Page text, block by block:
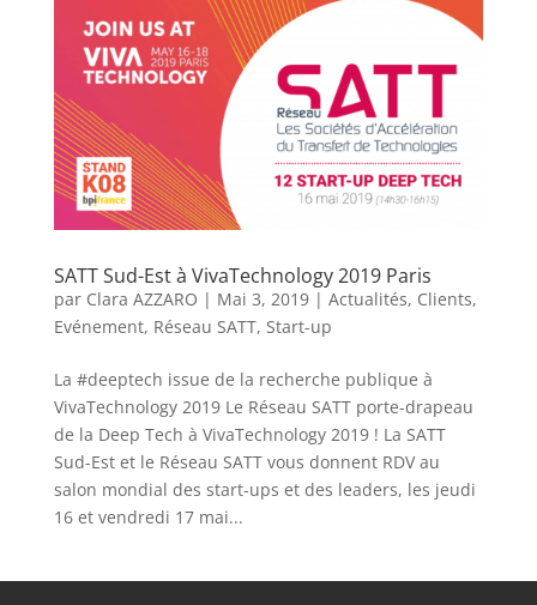
SATT Sud-Est à VivaTechnology 2019 Paris
par Clara AZZARO | Mai 3, 2019| Actualités, Clients,
Evénement, Réseau SATT, Start-up
La #deeptech issue de la recherche publique à
VivaTechnology 2019 Le Réseau SATT porte-drapeau
de la Deep Tech à VivaTechnology 2019 ! La SATT
Sud-Est et le Réseau SATT vous donnent RDV au
salon mondial des start-ups et des leaders, les jeudi
16 et vendredi 17 mai...